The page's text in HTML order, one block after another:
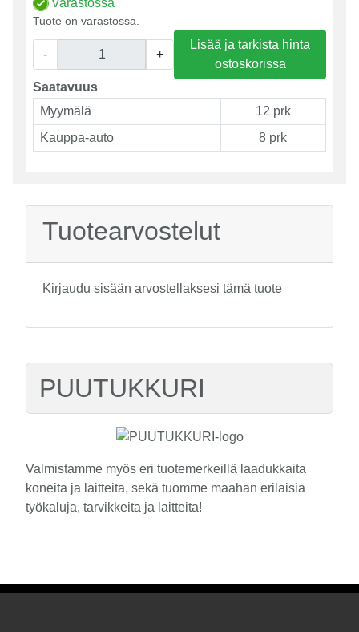
Varastossa
Tuote on varastossa.
- +
Lisää ja tarkista hinta
ostoskorissa
Saatavuus
Myymälä
12 prk
Kauppa-auto
8 prk
Tuotearvostelut
Kirjaudu sisään arvostellaksesi tämä tuote
PUUTUKKURI
Valmistamme myös eri tuotemerkeillä laadukkaita
koneita ja laitteita, sekä tuomme maahan erilaisia
työkaluja, tarvikkeita ja laitteita!